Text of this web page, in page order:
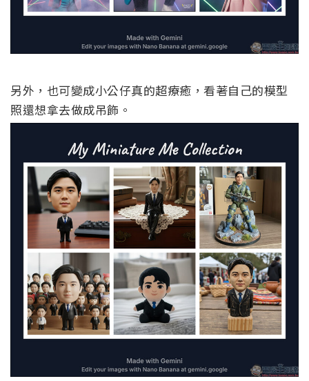
另外，也可變成小公仔真的超療癒，看著自己的模型
照還想拿去做成吊飾。